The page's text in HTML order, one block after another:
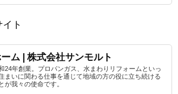
ト
ム | 株式会社サンモルト
24年創業。プロパンガス、水まわりリフォームといっ
まいに関わる仕事を通じて地域の方の役に立ち続ける
が我々の使命です。